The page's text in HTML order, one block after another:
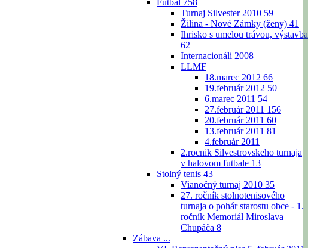
Futbal 758
Turnaj Silvester 2010 59
Žilina - Nové Zámky (ženy) 41
Ihrisko s umelou trávou, výstavba
62
Internacionáli 2008
LLMF
18.marec 2012 66
19.február 2012 50
6.marec 2011 54
27.február 2011 156
20.február 2011 60
13.február 2011 81
4.február 2011
2.rocnik Silvestrovskeho turnaja
v halovom futbale 13
Stolný tenis 43
Vianočný turnaj 2010 35
27. ročník stolnotenisového
turnaja o pohár starostu obce - 1.
ročník Memoriál Miroslava
Chupáča 8
Zábava ...